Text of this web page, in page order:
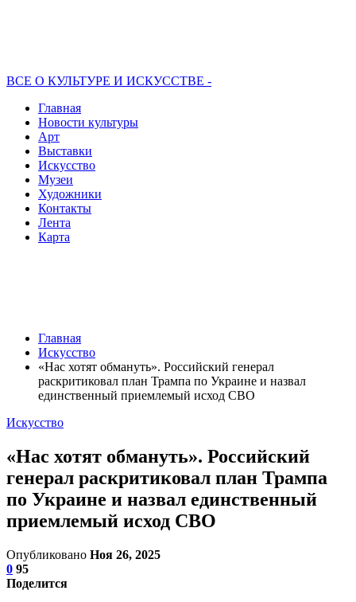
ВСЕ О КУЛЬТУРЕ И ИСКУССТВЕ -
Главная
Новости культуры
Арт
Выставки
Искусство
Музеи
Художники
Контакты
Лента
Карта
Главная
Искусство
«Нас хотят обмануть». Российский генерал
раскритиковал план Трампа по Украине и назвал
единственный приемлемый исход СВО
Искусство
«Нас хотят обмануть». Российский
генерал раскритиковал план Трампа
по Украине и назвал единственный
приемлемый исход СВО
Опубликовано Ноя 26, 2025
0 95
Поделится